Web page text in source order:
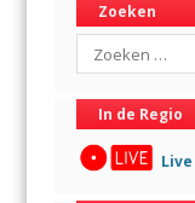
Zoeken
Search
In de Regio
Live